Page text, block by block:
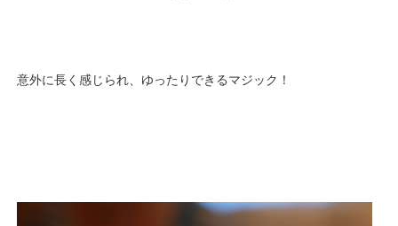
意外に長く感じられ、ゆったりできるマジック！